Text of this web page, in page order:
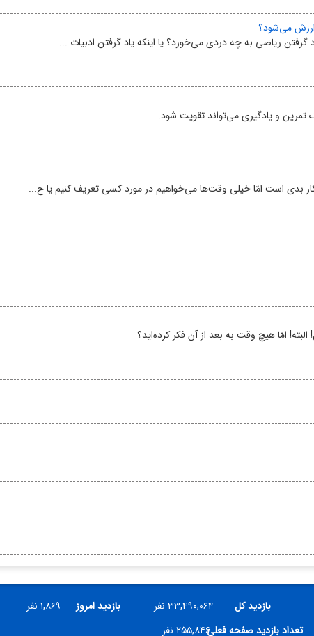
می‌شود؟
گرفتن ریاضی به چه دردی می‌خورد؟ یا اینکه یاد گرفتن ادبیات ...
و یادگیری می‌تواند تقویت شود.
بدی است امّا خیلی وقت‌ها می‌خواهیم در مورد کسی تعریف کنیم یا ح...
امّا هیچ وقت به بعد از آن فکر کرده‌اید؟
بازدید کل ۳۳,۴۹۰,۰۶۴ نفر بازدید امروز
۱,۸۶۹ نفر
تعداد بازدید صفحه فعلی۲۵۵,۸۴۶ نفر